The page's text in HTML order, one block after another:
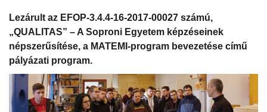
Lezárult az EFOP-3.4.4-16-2017-00027 számú,
„QUALITAS” – A Soproni Egyetem képzéseinek
népszerűsítése, a MATEMI-program bevezetése című
pályázati program.